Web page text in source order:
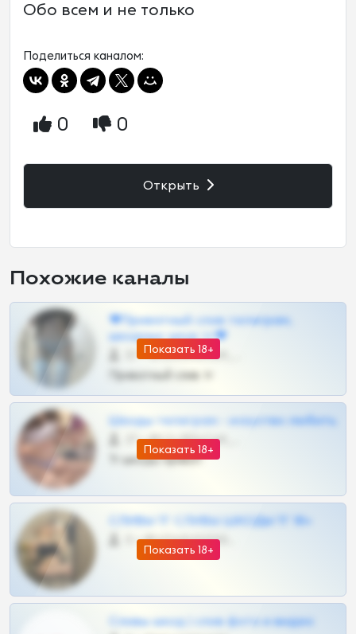
Обо всем и не только
Поделиться каналом:
0 0
Открыть
Похожие каналы
Показать 18+
❤Приватный слив телеграм,
шкодных шкур тг❤
57 •
Приватный слив тг
Показать 18+
Шкоды телеграм - искуство любить
27 •
Тг шкоды приват
Показать 18+
СЛИВЫ ТГ СЛИВЫ ШКОДЫ ТГ 18+
0 •
Сливы шкод | слив фото и видео